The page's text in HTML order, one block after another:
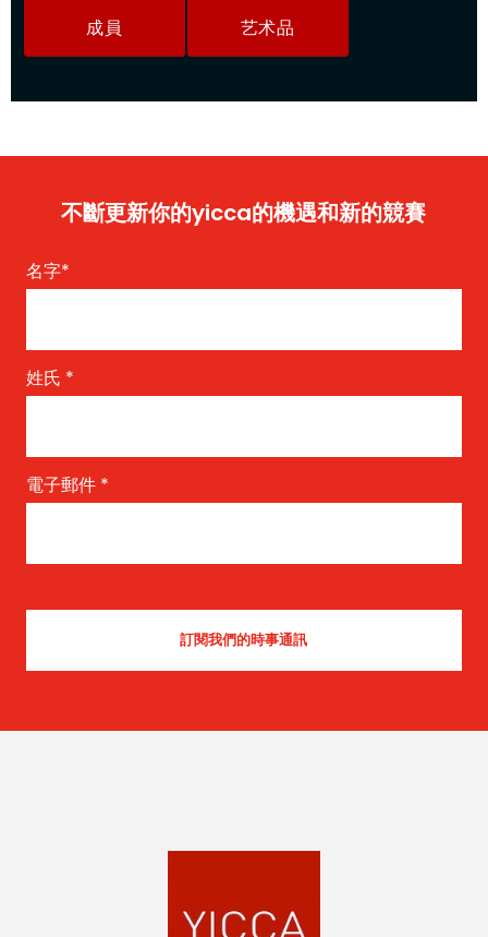
成員 艺术品
不斷更新你的yicca的機遇和新的競賽
名字*
姓氏 *
電子郵件 *